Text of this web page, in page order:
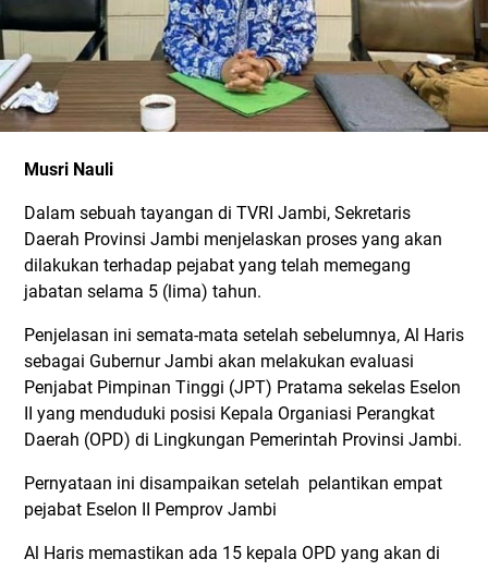
Musri Nauli
Dalam sebuah tayangan di TVRI Jambi, Sekretaris
Daerah Provinsi Jambi menjelaskan proses yang akan
dilakukan terhadap pejabat yang telah memegang
jabatan selama 5 (lima) tahun.
Penjelasan ini semata-mata setelah sebelumnya, Al Haris
sebagai Gubernur Jambi akan melakukan evaluasi
Penjabat Pimpinan Tinggi (JPT) Pratama sekelas Eselon
II yang menduduki posisi Kepala Organiasi Perangkat
Daerah (OPD) di Lingkungan Pemerintah Provinsi Jambi.
Pernyataan ini disampaikan setelah pelantikan empat
pejabat Eselon II Pemprov Jambi
Al Haris memastikan ada 15 kepala OPD yang akan di